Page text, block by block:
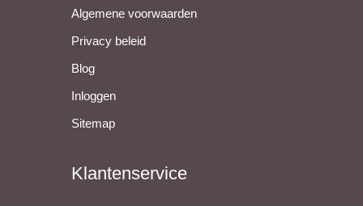
Algemene voorwaarden
Privacy beleid
Blog
Inloggen
Sitemap
Klantenservice